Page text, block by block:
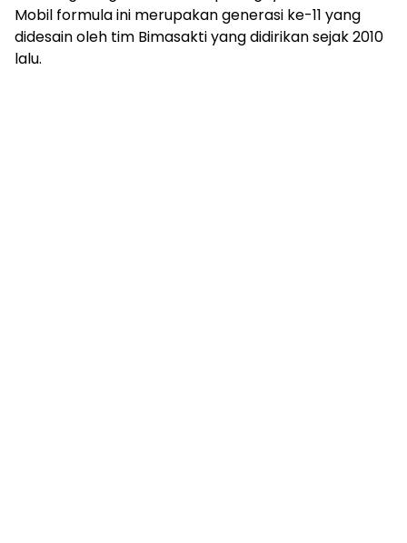
Mobil formula ini merupakan generasi ke-11 yang
didesain oleh tim Bimasakti yang didirikan sejak 2010
lalu.